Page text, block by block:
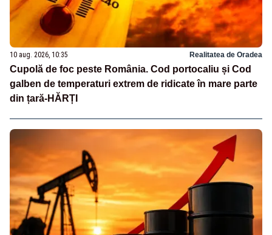
10 aug. 2026, 10:35 Realitatea de Oradea
Cupolă de foc peste România. Cod portocaliu și Cod
galben de temperaturi extrem de ridicate în mare parte
din țară-HĂRȚI